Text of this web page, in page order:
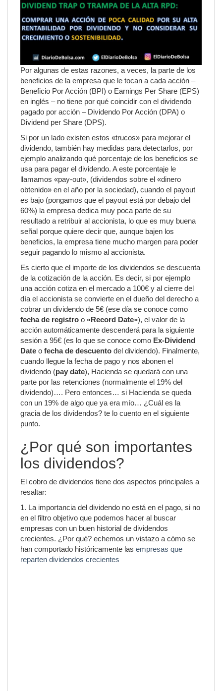
Por algunas de estas razones, a veces, la parte de los
beneficios de la empresa que le tocan a cada acción –
Beneficio Por Acción (BPI) o Earnings Per Share (EPS)
en inglés – no tiene por qué coincidir con el dividendo
pagado por acción – Dividendo Por Acción (DPA) o
Dividend per Share (DPS).
Si por un lado existen estos «trucos» para mejorar el
dividendo, también hay medidas para detectarlos, por
ejemplo analizando qué porcentaje de los beneficios se
usa para pagar el dividendo. A este porcentaje le
llamamos «pay-out», (dividendos sobre el «dinero
obtenido» en el año por la sociedad), cuando el payout
es bajo (pongamos que el payout está por debajo del
60%) la empresa dedica muy poca parte de su
resultado a retribuir al accionista, lo que es muy buena
señal porque quiere decir que, aunque bajen los
beneficios, la empresa tiene mucho margen para poder
seguir pagando lo mismo al accionista.
Es cierto que el importe de los dividendos se descuenta
de la cotización de la acción. Es decir, si por ejemplo
una acción cotiza en el mercado a 100€ y al cierre del
día el accionista se convierte en el dueño del derecho a
cobrar un dividendo de 5€ (ese día se conoce como
fecha de registro o «Record Date»), el valor de la
acción automáticamente descenderá para la siguiente
sesión a 95€ (es lo que se conoce como Ex-Dividend
Date o fecha de descuento del dividendo). Finalmente,
cuando llegue la fecha de pago y nos abonen el
dividendo (pay date), Hacienda se quedará con una
parte por las retenciones (normalmente el 19% del
dividendo)…. Pero entonces… si Hacienda se queda
con un 19% de algo que ya era mío… ¿Cuál es la
gracia de los dividendos? te lo cuento en el siguiente
punto.
¿Por qué son importantes
los dividendos?
El cobro de dividendos tiene dos aspectos principales a
resaltar:
1. La importancia del dividendo no está en el pago, si no
en el filtro objetivo que podemos hacer al buscar
empresas con un buen historial de dividendos
crecientes. ¿Por qué? echemos un vistazo a cómo se
han comportado históricamente las empresas que
reparten dividendos crecientes